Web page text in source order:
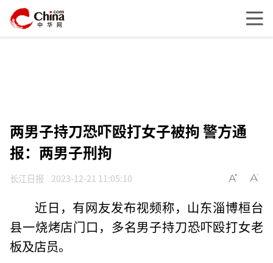
两男子持刀恐吓殴打女子被拘 警方通
报：两男子刑拘
长江日报 2023-12-21 11:05:10
近日，有网友发布视频称，山东淄博桓台
县一烧烤店门口，多名男子持刀恐吓殴打女老
板及店员。